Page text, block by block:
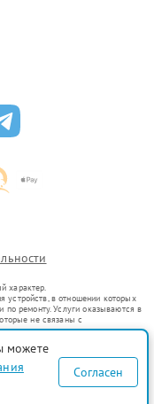
характер.
устройств, в отношении которых
ремонту. Услуги оказываются в
не связаны с
представителями.
оборот в соответствии
услуг или введения
предоставляемых услугах по
офертой, определяемой
можете
Согласен